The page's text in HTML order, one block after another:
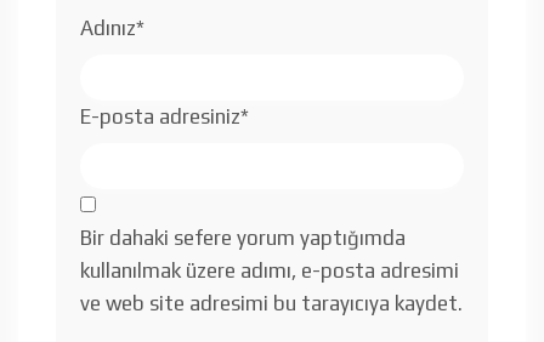
Adınız*
E-posta adresiniz*
Bir dahaki sefere yorum yaptığımda
kullanılmak üzere adımı, e-posta adresimi
ve web site adresimi bu tarayıcıya kaydet.